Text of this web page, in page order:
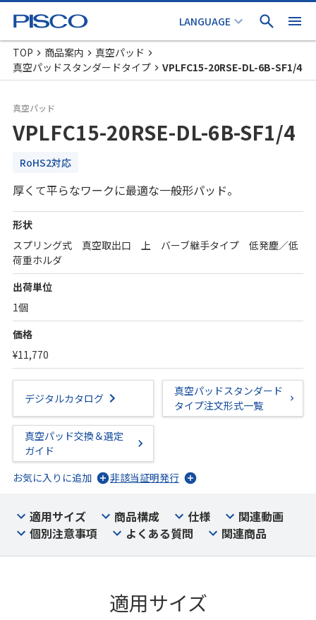
TOP 商品案内
真空パッド
真空パッドスタンダードタイプ
VPLFC15-20RSE-DL-6B-SF1/4
真空パッド
VPLFC15-20RSE-DL-6B-SF1/4
RoHS2対応
厚くて平らなワークに最適な一般形パッド。
形状
スプリング式 真空取出口 上 バーブ継手タイプ 低発塵／低
荷重ホルダ
出荷単位
1個
価格
¥11,770
デジタルカタログ
真空パッドスタンダード
タイプ注文形式一覧
真空パッド交換＆選定
ガイド
お気に入りに追加
非該当証明発行
適用サイズ 商品構成 仕様
関連動画
個別注意事項
よくある質問 関連商品
適用サイズ